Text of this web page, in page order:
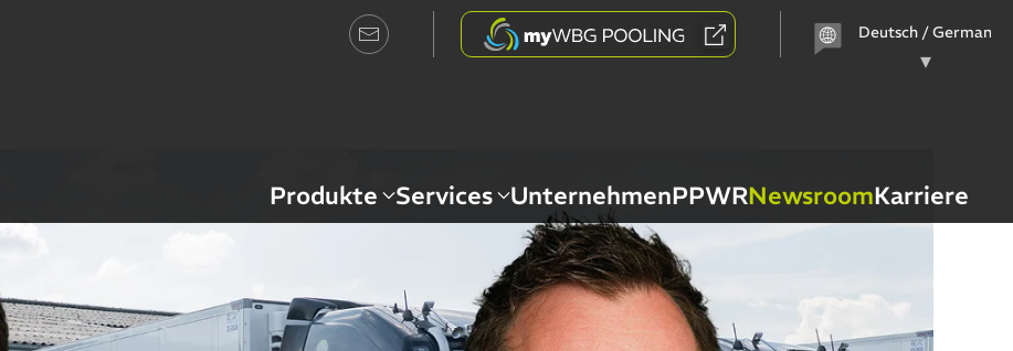
Sprache
auswählen
Produkte Services UnternehmenPPWRNewsroomKarriere